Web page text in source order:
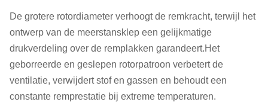
De grotere rotordiameter verhoogt de remkracht, terwijl het
ontwerp van de meerstansklep een gelijkmatige
drukverdeling over de remplakken garandeert.Het
geborreerde en geslepen rotorpatroon verbetert de
ventilatie, verwijdert stof en gassen en behoudt een
constante remprestatie bij extreme temperaturen.